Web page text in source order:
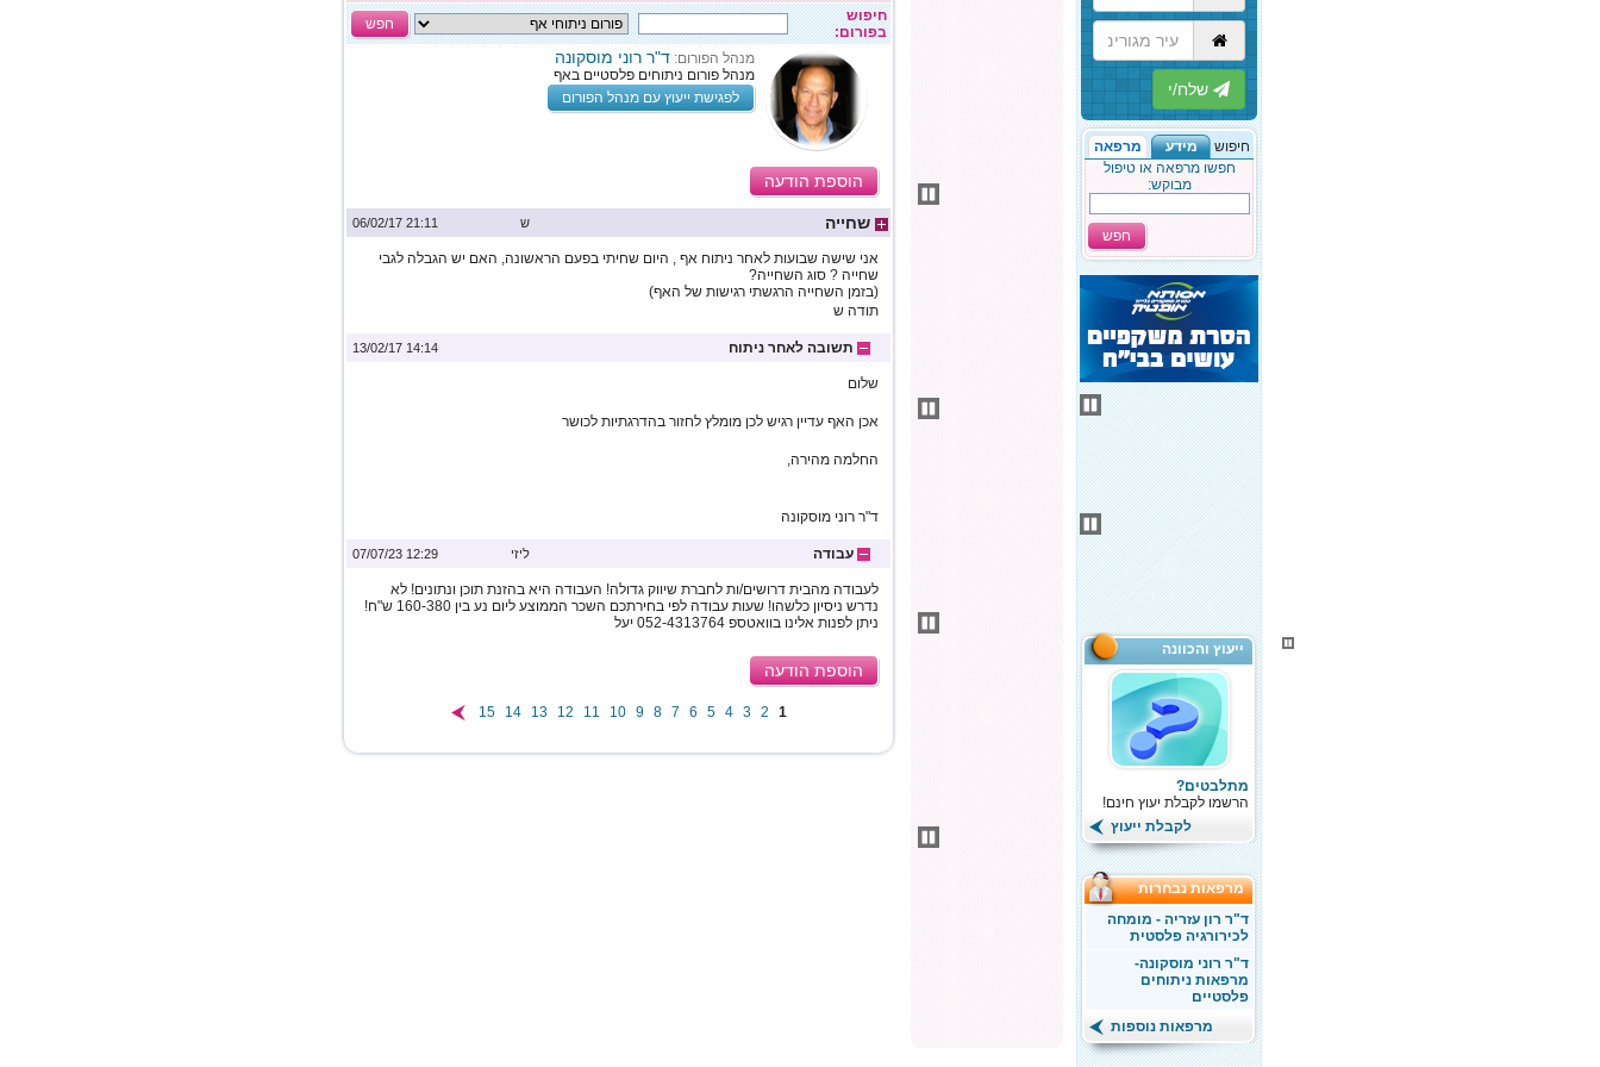
הבא
חיפוש מידע
מרפאה
חפשו מרפאה או טיפול
מבוקש:
חפש
ייעוץ והכוונה
מתלבטים?
הרשמו לקבלת יעוץ חינם!
לקבלת ייעוץ
מרפאות נבחרות
ד"ר רון עזריה - מומחה
לכירורגיה פלסטית
ד"ר רוני מוסקונה-
מרפאות ניתוחים
פלסטיים
מרפאות נוספות
חפש
חיפוש
בפורום:
מנהל הפורום: ד"ר רוני מוסקונה
מנהל פורום ניתוחים פלסטיים באף
לפגישת ייעוץ עם מנהל הפורום
הוספת הודעה
21:11 06/02/17 ש שחייה
אני שישה שבועות לאחר ניתוח אף , היום שחיתי בפעם הראשונה, האם יש הגבלה לגבי
שחייה ? סוג השחייה?
(בזמן השחייה הרגשתי רגישות של האף)
תודה ש
14:14 13/02/17 תשובה לאחר ניתוח
שלום
אכן האף עדיין רגיש לכן מומלץ לחזור בהדרגתיות לכושר
החלמה מהירה,
ד"ר רוני מוסקונה
12:29 07/07/23 ליזי עבודה
לעבודה מהבית דרושים/ות לחברת שיווק גדולה! העבודה היא בהזנת תוכן ונתונים! לא
נדרש ניסיון כלשהו! שעות עבודה לפי בחירתכם השכר הממוצע ליום נע בין 160-380 ש"ח!
ניתן לפנות אלינו בוואטספ 052-4313764 יעל
הוספת הודעה
1
2
3
4
5
6
7
8
9
10
11
12
13
14
15